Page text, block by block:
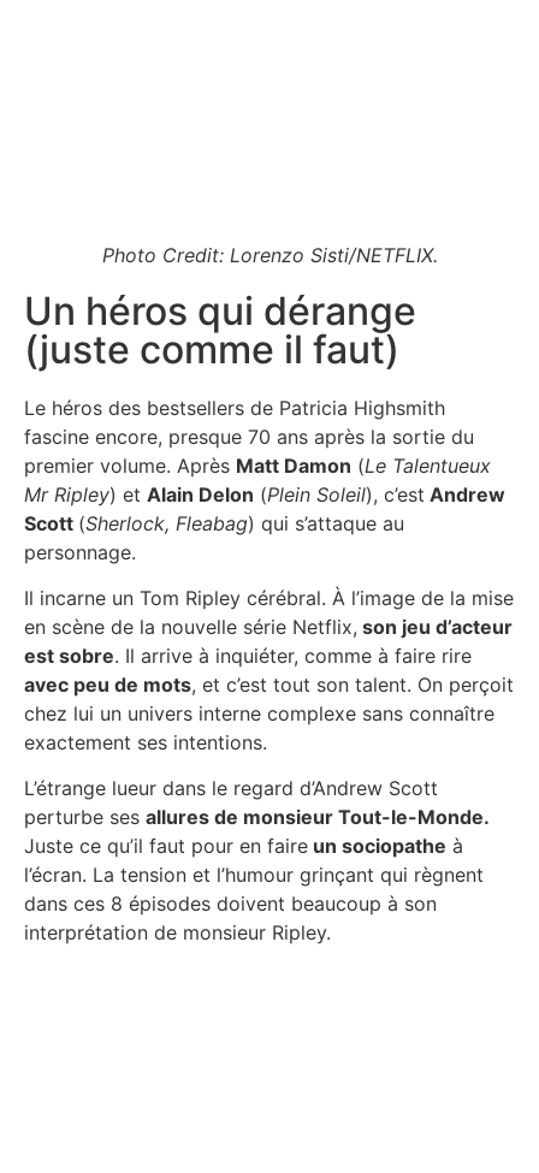
Photo Credit: Lorenzo Sisti/NETFLIX.
Un héros qui dérange
(juste comme il faut)
Le héros des bestsellers de Patricia Highsmith
fascine encore, presque 70 ans après la sortie du
premier volume. Après Matt Damon (Le Talentueux
Mr Ripley) et Alain Delon (Plein Soleil), c’est Andrew
Scott (Sherlock, Fleabag) qui s’attaque au
personnage.
Il incarne un Tom Ripley cérébral. À l’image de la mise
en scène de la nouvelle série Netflix, son jeu d’acteur
est sobre. Il arrive à inquiéter, comme à faire rire
avec peu de mots, et c’est tout son talent. On perçoit
chez lui un univers interne complexe sans connaître
exactement ses intentions.
L’étrange lueur dans le regard d’Andrew Scott
perturbe ses allures de monsieur Tout-le-Monde.
Juste ce qu’il faut pour en faire un sociopathe à
l’écran. La tension et l’humour grinçant qui règnent
dans ces 8 épisodes doivent beaucoup à son
interprétation de monsieur Ripley.